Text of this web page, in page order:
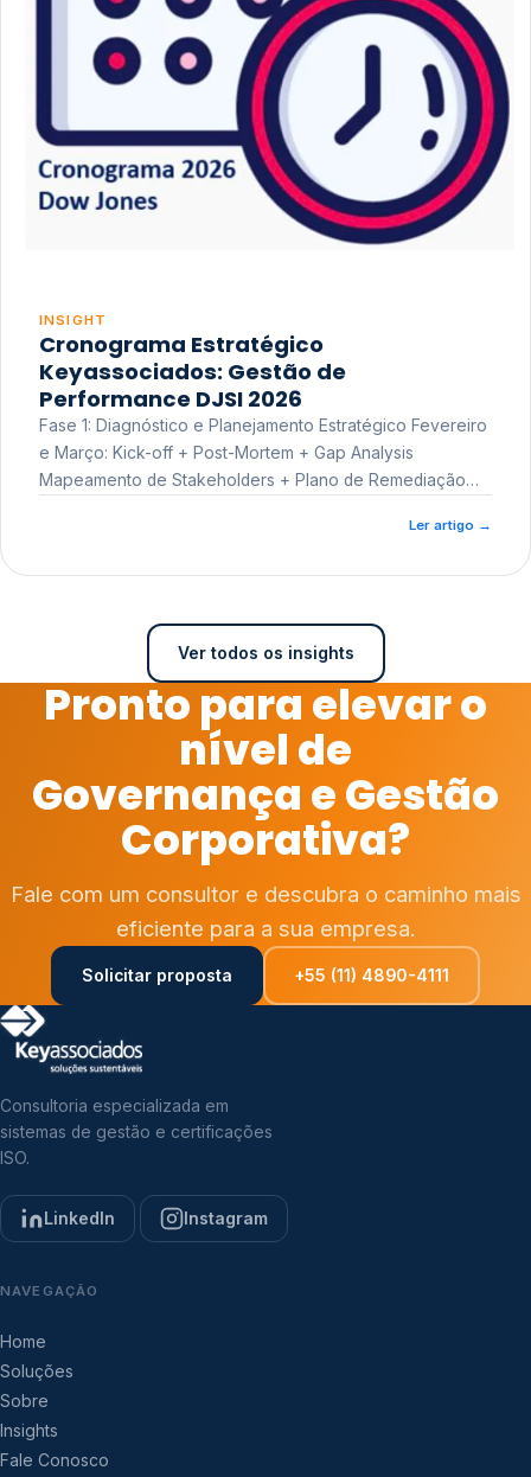
INSIGHT
Cronograma Estratégico
Keyassociados: Gestão de
Performance DJSI 2026
Fase 1: Diagnóstico e Planejamento Estratégico Fevereiro
e Março: Kick-off + Post-Mortem + Gap Analysis
Mapeamento de Stakeholders + Plano de Remediação
Ler artigo →
Ver todos os insights
Pronto para elevar o
nível de
Governança e Gestão
Corporativa?
Fale com um consultor e descubra o caminho mais
eficiente para a sua empresa.
Solicitar proposta +55 (11) 4890-4111
Consultoria especializada em
sistemas de gestão e certificações
ISO.
LinkedIn Instagram
NAVEGAÇÃO
Home
Soluções
Sobre
Insights
Fale Conosco